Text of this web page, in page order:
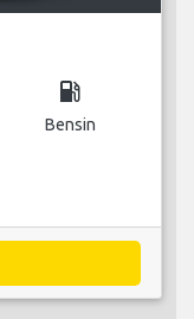
local_gas_station
Bensin